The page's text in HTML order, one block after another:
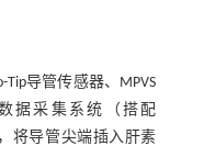
导管传感器、MPVS
据采集系统（搭配
将导管尖端插入肝素